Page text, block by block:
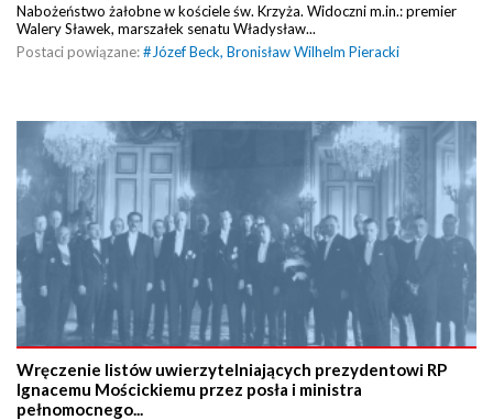
Nabożeństwo żałobne w kościele św. Krzyża. Widoczni m.in.: premier
Walery Sławek, marszałek senatu Władysław...
Postaci powiązane:# Józef Beck, Bronisław Wilhelm Pieracki
Wręczenie listów uwierzytelniających prezydentowi RP
Ignacemu Mościckiemu przez posła i ministra
pełnomocnego...